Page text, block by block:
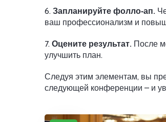
6. Запланируйте фолло‑ап.
ваш профессионализм и
7. Оцените результат. После
улучшить план.
Следуя этим элементам, вы
следующей конференции – и